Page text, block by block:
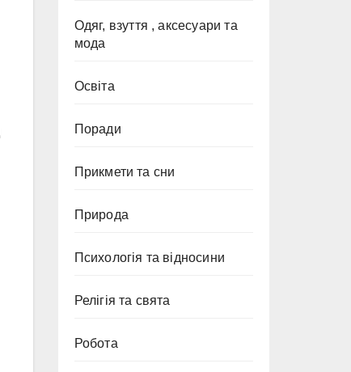
Одяг, взуття , аксесуари та
мода
Освіта
Поради
Прикмети та сни
Природа
Психологія та відносини
Релігія та свята
Робота